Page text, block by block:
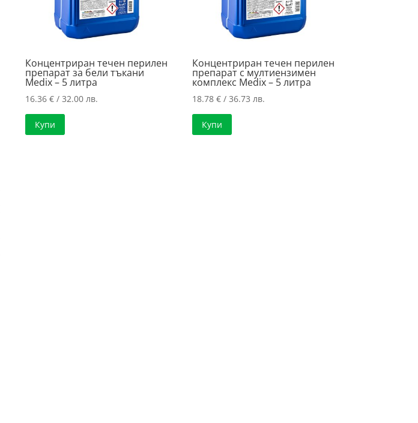
Концентриран течен перилен
препарат за бели тъкани
Medix – 5 литра
16.36€ / 32.00 лв.
Купи
Концентриран течен перилен
препарат с мултиензимен
комплекс Medix – 5 литра
18.78€ / 36.73 лв.
Купи